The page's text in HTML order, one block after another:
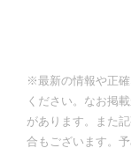
※最新の情報や正
ください。なお掲
があります。また
合もございます。